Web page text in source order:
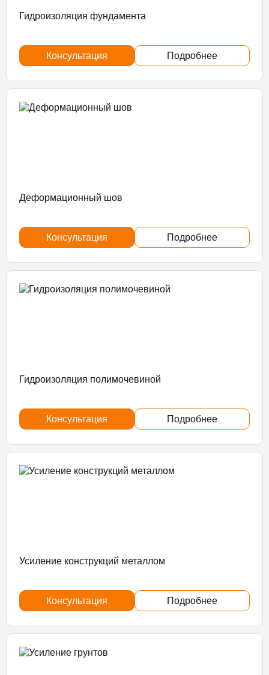
Гидроизоляция фундамента
Консультация Подробнее
Деформационный шов
Консультация Подробнее
Гидроизоляция полимочевиной
Консультация Подробнее
Усиление конструкций металлом
Консультация Подробнее